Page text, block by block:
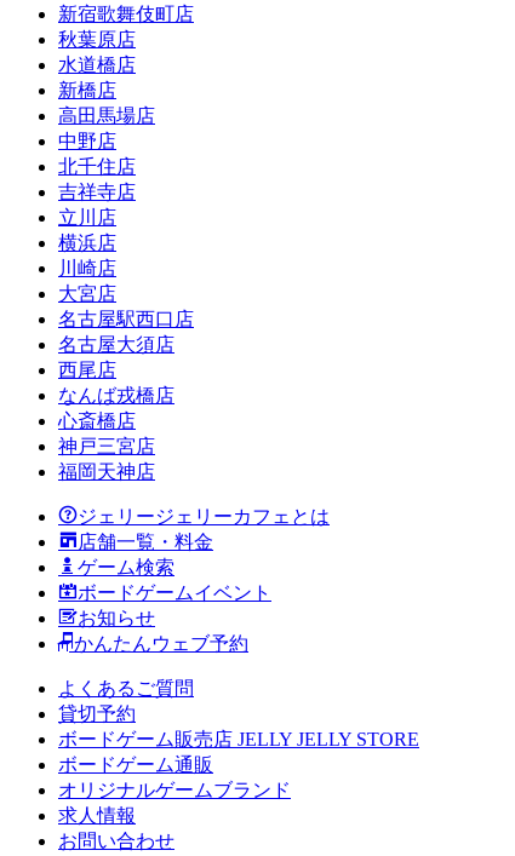
新宿歌舞伎町店
秋葉原店
水道橋店
新橋店
高田馬場店
中野店
北千住店
吉祥寺店
立川店
横浜店
川崎店
大宮店
名古屋駅西口店
名古屋大須店
西尾店
なんば戎橋店
心斎橋店
神戸三宮店
福岡天神店
ジェリージェリーカフェとは
店舗一覧・料金
ゲーム検索
ボードゲームイベント
お知らせ
かんたんウェブ予約
よくあるご質問
貸切予約
ボードゲーム販売店 JELLY JELLY STORE
ボードゲーム通販
オリジナルゲームブランド
求人情報
お問い合わせ